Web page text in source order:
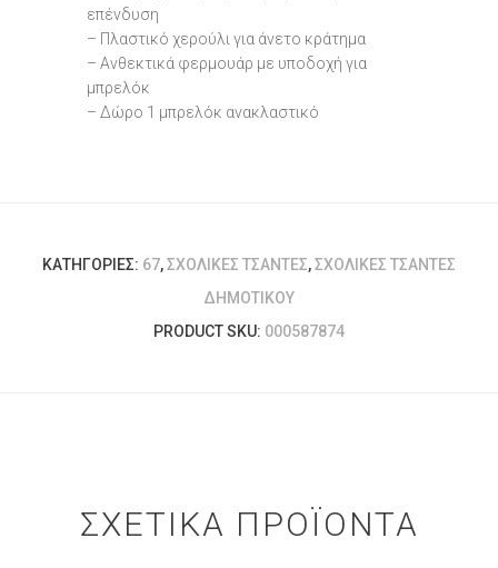
επένδυση
– Πλαστικό χερούλι για άνετο κράτημα
– Ανθεκτικά φερμουάρ με υποδοχή για
μπρελόκ
– Δώρο 1 μπρελόκ ανακλαστικό
ΚΑΤΗΓΟΡΊΕΣ: 67,ΣΧΟΛΙΚΈΣ ΤΣΆΝΤΕΣ,ΣΧΟΛΙΚΈΣ ΤΣΆΝΤΕΣ
ΔΗΜΟΤΙΚΟΎ
PRODUCT SKU: 000587874
ΣΧΕΤΙΚΆ ΠΡΟΪΌΝΤΑ